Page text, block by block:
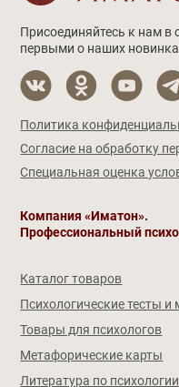
Присоединяйтесь к нам в
первыми о наших
Политика
Согласие на обработку
Специальная оценка
Компания «Иматон».
Профессиональный
Каталог товаров
Психологические тесты и
Товары для психологов
Метафорические карты
Литература по психологии